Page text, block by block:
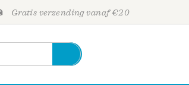
Gratis verzending vanaf €20